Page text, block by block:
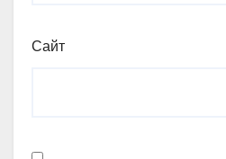
Сайт